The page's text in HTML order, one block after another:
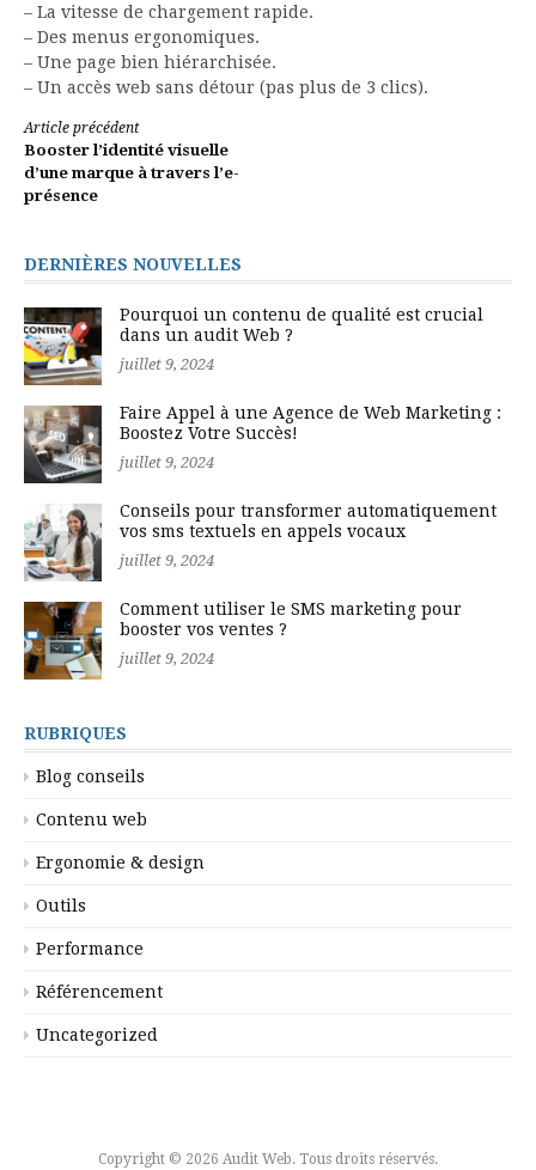
– La vitesse de chargement rapide.
– Des menus ergonomiques.
– Une page bien hiérarchisée.
– Un accès web sans détour (pas plus de 3 clics).
Lire
la
Article précédent
Booster l’identité visuelle
d’une marque à travers l’e-
présence
DERNIÈRES NOUVELLES
Pourquoi un contenu de qualité est crucial
dans un audit Web ?
juillet 9, 2024
Faire Appel à une Agence de Web Marketing :
Boostez Votre Succès!
juillet 9, 2024
Conseils pour transformer automatiquement
vos sms textuels en appels vocaux
juillet 9, 2024
Comment utiliser le SMS marketing pour
booster vos ventes ?
juillet 9, 2024
RUBRIQUES
Blog conseils
Contenu web
Ergonomie & design
Outils
Performance
Référencement
Uncategorized
Copyright © 2026 Audit Web. Tous droits réservés.